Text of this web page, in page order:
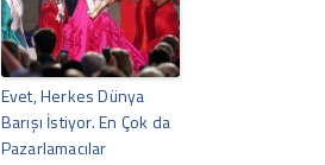
Evet, Herkes Dünya
Barışı İstiyor. En Çok da
Pazarlamacılar